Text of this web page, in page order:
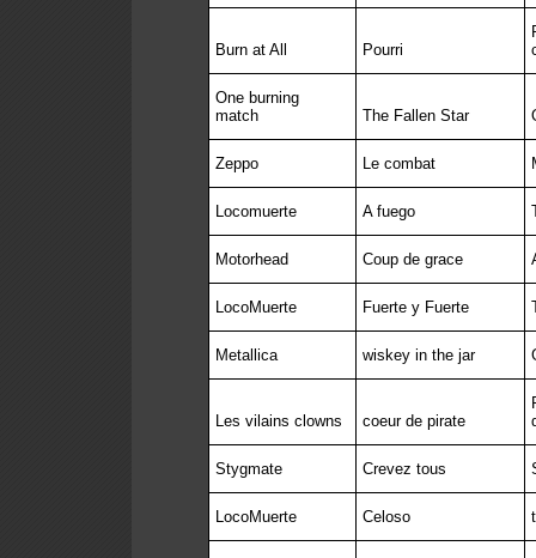
Burn at All Pourri
One burning
match
The Fallen Star
Zeppo Le combat
Locomuerte A fuego
Motorhead Coup de grace
LocoMuerte Fuerte y Fuerte
Metallica wiskey in the jar
Les vilains clowns coeur de pirate
Stygmate Crevez tous
LocoMuerte Celoso